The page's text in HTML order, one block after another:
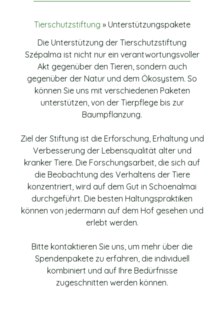
Tierschutzstiftung » Unterstützungspakete
Die Unterstützung der Tierschutzstiftung
Szépalma ist nicht nur ein verantwortungsvoller
Akt gegenüber den Tieren, sondern auch
gegenüber der Natur und dem Ökosystem. So
können Sie uns mit verschiedenen Paketen
unterstützen, von der Tierpflege bis zur
Baumpflanzung.
Ziel der Stiftung ist die Erforschung, Erhaltung und
Verbesserung der Lebensqualität alter und
kranker Tiere. Die Forschungsarbeit, die sich auf
die Beobachtung des Verhaltens der Tiere
konzentriert, wird auf dem Gut in Schoenalmai
durchgeführt. Die besten Haltungspraktiken
können von jedermann auf dem Hof gesehen und
erlebt werden.
Bitte kontaktieren Sie uns, um mehr über die
Spendenpakete zu erfahren, die individuell
kombiniert und auf Ihre Bedürfnisse
zugeschnitten werden können.